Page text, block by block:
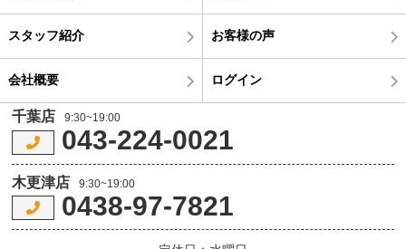
スタッフ紹介 お客様の声
会社概要 ログイン
千葉店 9:30~19:00
043-224-0021
木更津店 9:30~19:00
0438-97-7821